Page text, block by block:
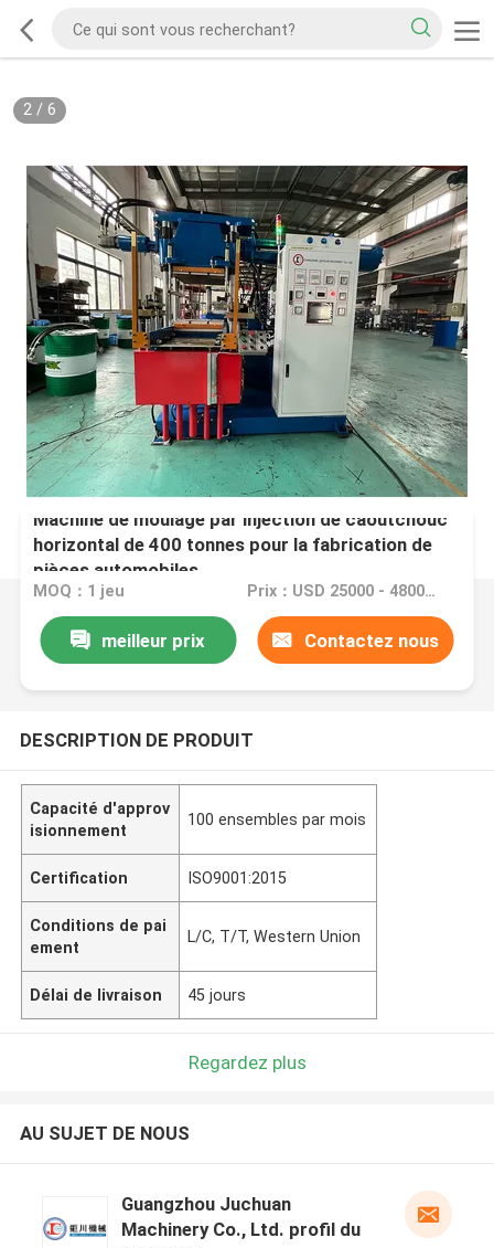
2/ 6
Machine de moulage par injection de caoutchouc
horizontal de 400 tonnes pour la fabrication de
pièces automobiles
MOQ：1 jeu Prix：USD 25000 - 48000/set
meilleur prix Contactez nous
DESCRIPTION DE PRODUIT
Capacité d'approv
isionnement
100 ensembles par mois
Certification ISO9001:2015
Conditions de pai
ement
L/C, T/T, Western Union
Délai de livraison 45 jours
Regardez plus
AU SUJET DE NOUS
Guangzhou Juchuan
Machinery Co., Ltd. profil du